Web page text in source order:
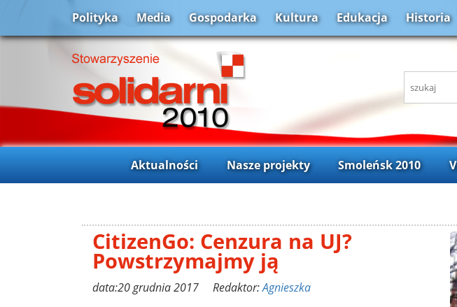
Polityka Media Gospodarka Kultura Edukacja Historia
Aktualności Nasze projekty Smoleńsk 2010
CitizenGo: Cenzura na UJ?
Powstrzymajmy ją
data:20 grudnia 2017 Redaktor:Agnieszka